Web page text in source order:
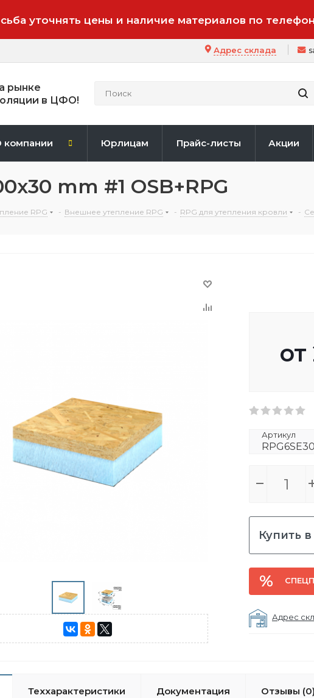
уточнять цены и наличие материалов по
Адрес склада
рынке
в ЦФО!
компании Юрлицам Прайс-листы Акции
mm #1 OSB+RPG
RPG - Внешнее утепление RPG - RPG для утепления кровли -
от
Артикул
Купить
Адрес
Теххарактеристики Документация Отзывы (0)